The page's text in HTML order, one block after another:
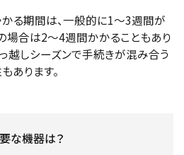
る期間は、一般的に1〜3週間が
場合は2〜4週間かかることもあり
越しシーズンで手続きが混み合う
あります。
な機器は？